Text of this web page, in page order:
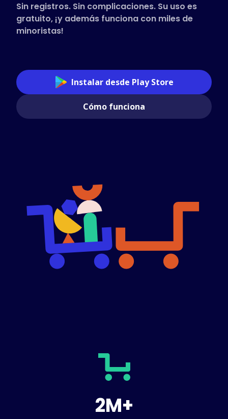
Sin registros. Sin complicaciones. Su uso es
gratuito, ¡y además funciona con miles de
minoristas!
Instalar desde Play Store
Cómo funciona
2M+